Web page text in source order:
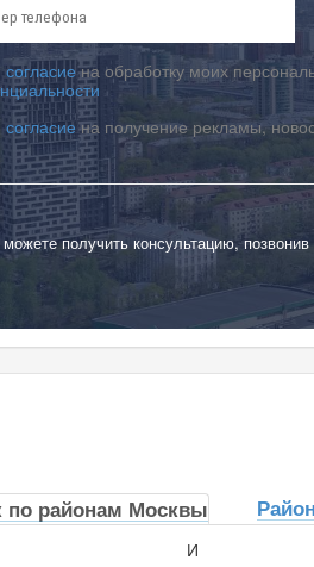
согласиена обработку моих
согласиена получение рекламы,
получить консультацию,
по районам Москвы
И